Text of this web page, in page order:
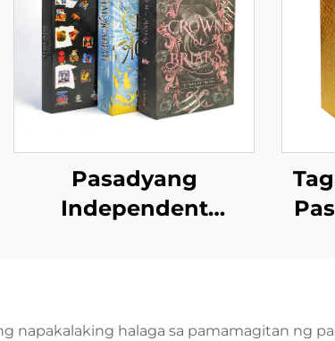
Pasadyang
Independent
Novel na may Spray
napakalaking halaga sa pamamagitan ng